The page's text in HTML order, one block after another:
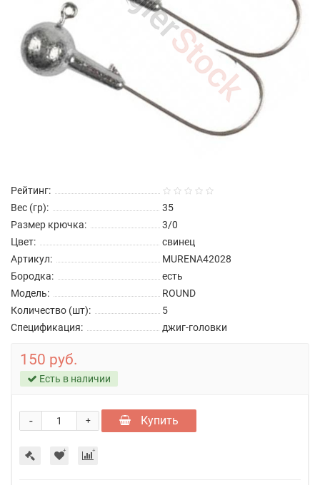
Рейтинг:
Вес (гр):
35
Размер крючка:
3/0
Цвет:
свинец
Артикул:
MURENA42028
Бородка:
есть
Модель:
ROUND
Количество (шт):
5
Спецификация:
джиг-головки
150 руб.
Есть в наличии
+
- Купить